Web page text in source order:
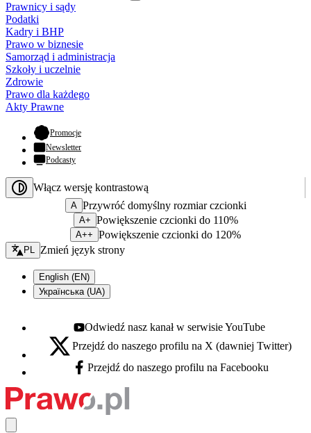
Prawnicy i sądy
Podatki
Kadry i BHP
Prawo w biznesie
Samorząd i administracja
Szkoły i uczelnie
Zdrowie
Prawo dla każdego
Akty Prawne
Promocje- otwiera się w nowej karcie
Newsletter
Podcasty
Włącz wersję kontrastową
A Przywróć domyślny rozmiar czcionki
A+ Powiększenie czcionki do 110%
A++ Powiększenie czcionki do 120%
Zmień język - bieżący:
PL Zmień język strony
English (EN)
Українська (UA)
Youtube - otwiera się w nowej karcie
Odwiedź nasz kanał w serwisie YouTube
X - otwiera się w nowej karcie
Przejdź do naszego profilu na X (dawniej Twitter)
Facebook - otwiera się w nowej karcie
Przejdź do naszego profilu na Facebooku